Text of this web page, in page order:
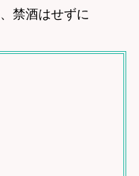
禁酒はせずに